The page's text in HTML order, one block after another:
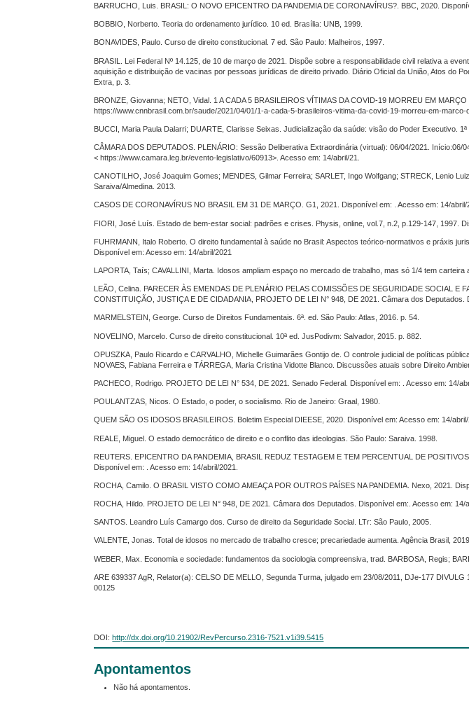
BARRUCHO, Luis. BRASIL: O NOVO EPICENTRO DA PANDEMIA DE CORONAVÍRUS?. BBC, 2020.
BOBBIO, Norberto. Teoria do ordenamento jurídico. 10 ed. Brasília: UNB, 1999.
BONAVIDES, Paulo. Curso de direito constitucional. 7 ed. São Paulo: Malheiros, 1997.
BRASIL. Lei Federal Nº 14.125, de 10 de março de 2021. Dispõe sobre a responsabilidade civil relativa a
aquisição e distribuição de vacinas por pessoas jurídicas de direito privado. Diário Oficial da União, Atos do
Extra, p. 3.
BRONZE, Giovanna; NETO, Vidal. 1 A CADA 5 BRASILEIROS VÍTIMAS DA COVID-19 MORREU EM
https://www.cnnbrasil.com.br/saude/2021/04/01/1-a-cada-5-brasileiros-vitima-da-covid-19-morreu-em-marco-
BUCCI, Maria Paula Dalarri; DUARTE, Clarisse Seixas. Judicialização da saúde: visão do Poder Executivo. 1ª
CÂMARA DOS DEPUTADOS. PLENÁRIO: Sessão Deliberativa Extraordinária (virtual): 06/04/2021.
< https://www.camara.leg.br/evento-legislativo/60913>. Acesso em: 14/abril/21.
CANOTILHO, José Joaquim Gomes; MENDES, Gilmar Ferreira; SARLET, Ingo Wolfgang; STRECK, Lenio
Saraiva/Almedina. 2013.
CASOS DE CORONAVÍRUS NO BRASIL EM 31 DE MARÇO. G1, 2021. Disponível em: . Acesso em: 14/abril/
FIORI, José Luís. Estado de bem-estar social: padrões e crises. Physis, online, vol.7, n.2, p.129-147, 1997.
FUHRMANN, Italo Roberto. O direito fundamental à saúde no Brasil: Aspectos teórico-normativos e práxis
Disponível em: Acesso em: 14/abril/2021
LAPORTA, Taís; CAVALLINI, Marta. Idosos ampliam espaço no mercado de trabalho, mas só 1/4 tem
LEÃO, Celina. PARECER ÀS EMENDAS DE PLENÁRIO PELAS COMISSÕES DE SEGURIDADE SOCIAL E
CONSTITUIÇÃO, JUSTIÇA E DE CIDADANIA, PROJETO DE LEI N° 948, DE 2021. Câmara dos Deputados.
MARMELSTEIN, George. Curso de Direitos Fundamentais. 6ª. ed. São Paulo: Atlas, 2016. p. 54.
NOVELINO, Marcelo. Curso de direito constitucional. 10ª ed. JusPodivm: Salvador, 2015. p. 882.
OPUSZKA, Paulo Ricardo e CARVALHO, Michelle Guimarães Gontijo de. O controle judicial de políticas
NOVAES, Fabiana Ferreira e TÁRREGA, Maria Cristina Vidotte Blanco. Discussões atuais sobre Direito
PACHECO, Rodrigo. PROJETO DE LEI N° 534, DE 2021. Senado Federal. Disponível em: . Acesso em: 14/
POULANTZAS, Nicos. O Estado, o poder, o socialismo. Rio de Janeiro: Graal, 1980.
QUEM SÃO OS IDOSOS BRASILEIROS. Boletim Especial DIEESE, 2020. Disponível em: Acesso em: 14/abril/
REALE, Miguel. O estado democrático de direito e o conflito das ideologias. São Paulo: Saraiva. 1998.
REUTERS. EPICENTRO DA PANDEMIA, BRASIL REDUZ TESTAGEM E TEM PERCENTUAL DE
Disponível em: . Acesso em: 14/abril/2021.
ROCHA, Camilo. O BRASIL VISTO COMO AMEAÇA POR OUTROS PAÍSES NA PANDEMIA. Nexo, 2021.
ROCHA, Hildo. PROJETO DE LEI N° 948, DE 2021. Câmara dos Deputados. Disponível em:. Acesso em: 14/
SANTOS. Leandro Luís Camargo dos. Curso de direito da Seguridade Social. LTr: São Paulo, 2005.
VALENTE, Jonas. Total de idosos no mercado de trabalho cresce; precariedade aumenta. Agência Brasil,
WEBER, Max. Economia e sociedade: fundamentos da sociologia compreensiva, trad. BARBOSA, Regis;
ARE 639337 AgR, Relator(a): CELSO DE MELLO, Segunda Turma, julgado em 23/08/2011, DJe-177
00125
DOI:http://dx.doi.org/10.21902/RevPercurso.2316-7521.v1i39.5415
Apontamentos
Não há apontamentos.